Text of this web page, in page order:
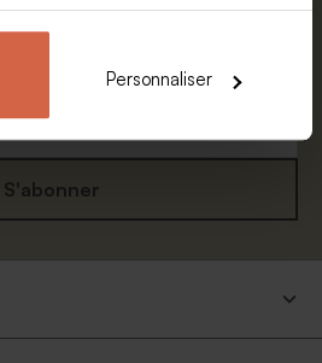
Personnaliser
S'abonner